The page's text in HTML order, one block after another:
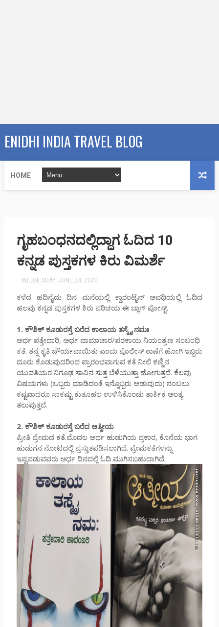
ENIDHI INDIA TRAVEL BLOG
HOME
ಗೃಹಬಂಧನದಲ್ಲಿದ್ದಾಗ ಓದಿದ 10
ಕನ್ನಡ ಪುಸ್ತಕಗಳ ಕಿರು ವಿಮರ್ಶೆ
WEDNESDAY, JUNE 24, 2020
ಕಳೆದ ಹದಿನೈದು ದಿನ ಮನೆಯಲ್ಲಿ ಕ್ವಾರಂಟೈನ್ ಅವಧಿಯಲ್ಲಿ ಓದಿದ
ಹಲವು ಕನ್ನಡ ಪುಸ್ತಕಗಳ ಕಿರು ಪರಿಚಯ ಈ ಬ್ಲಾಗ್ ಪೋಸ್ಟ್.
1. ಕೌಶಿಕ್ ಕೂಡುರಸ್ತೆ ಬರೆದ ಕಾಲಾಯ ತಸ್ಮೈ ನಮಃ
ಅರ್ಧ ಪತ್ತೇದಾರಿ, ಅರ್ಧ ವಾಮಾಚಾರ/ಪರಕಾಯ ನಿಯಂತ್ರಣ ಸಂಬಂಧಿ
ಕತೆ. ತನ್ನ ಕೃತಿ ಚೌರ್ಯವಾಯಿತು ಎಂದು ಪೊಲೀಸ್ ಠಾಣೆಗೆ ಹೋಗಿ ಇಬ್ಬರು
ದೂರು ಕೊಡುವುದರಿಂದ ಪ್ರಾರಂಭವಾಗುವ ಕತೆ ನೀಲಿ ಕಣ್ಣಿನ
ಯುವತಿಯರ ನಿಗೂಢ ಸಾವಿನ ಸುತ್ತ ಬೆಳೆಯುತ್ತಾ ಹೋಗುತ್ತದೆ. ಕೆಲವು
ವಿಷಯಗಳು (ಒಬ್ಬರು ಮಾಡಿದಂತೆ ಇನ್ನೊಬ್ಬರು ಆಡುವುದು) ನಂಬಲು
ಕಷ್ಟವಾದರೂ ಸಾಕಷ್ಟು ಕುತೂಹಲ ಉಳಿಸಿಕೊಂಡು ತಾರ್ಕಿಕ ಅಂತ್ಯ
ತಲುಪುತ್ತದೆ.
2. ಕೌಶಿಕ್ ಕೂಡುರಸ್ತೆ ಬರೆದ ಆತ್ಮೀಯ
ಪ್ರೀತಿ ಪ್ರೇಮದ ಕತೆ.ಮೊದಲ ಅರ್ಧ ಹುಡುಗಿಯ ಪ್ರಕಾರ, ಕೊನೆಯ ಭಾಗ
ಹುಡುಗನ ನೋಟದಲ್ಲಿ ಪ್ರಸ್ತುತಪಡಿಸಲಾಗಿದೆ. ಪ್ರೇಮಕತೆಗಳನ್ನು
ಇಷ್ಟಪಡುವವರು ಅರ್ಧ ದಿನದಲ್ಲಿ ಓದಿ ಮುಗಿಸಬಹುದಾಗಿದೆ.